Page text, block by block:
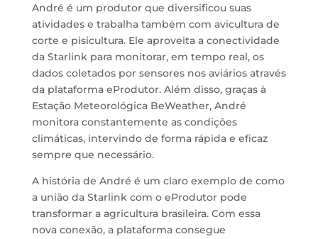
André é um produtor que diversificou suas
atividades e trabalha também com avicultura de
corte e pisicultura. Ele aproveita a conectividade
da Starlink para monitorar, em tempo real, os
dados coletados por sensores nos aviários através
da plataforma eProdutor. Além disso, graças à
Estação Meteorológica BeWeather, André
monitora constantemente as condições
climáticas, intervindo de forma rápida e eficaz
sempre que necessário.
A história de André é um claro exemplo de como
a união da Starlink com o eProdutor pode
transformar a agricultura brasileira. Com essa
nova conexão, a plataforma consegue